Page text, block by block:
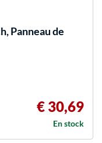
Panneau de
€ 30,69
En stock